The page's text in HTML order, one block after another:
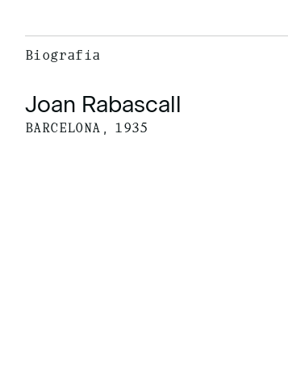
Biografía
Joan Rabascall
BARCELONA, 1935